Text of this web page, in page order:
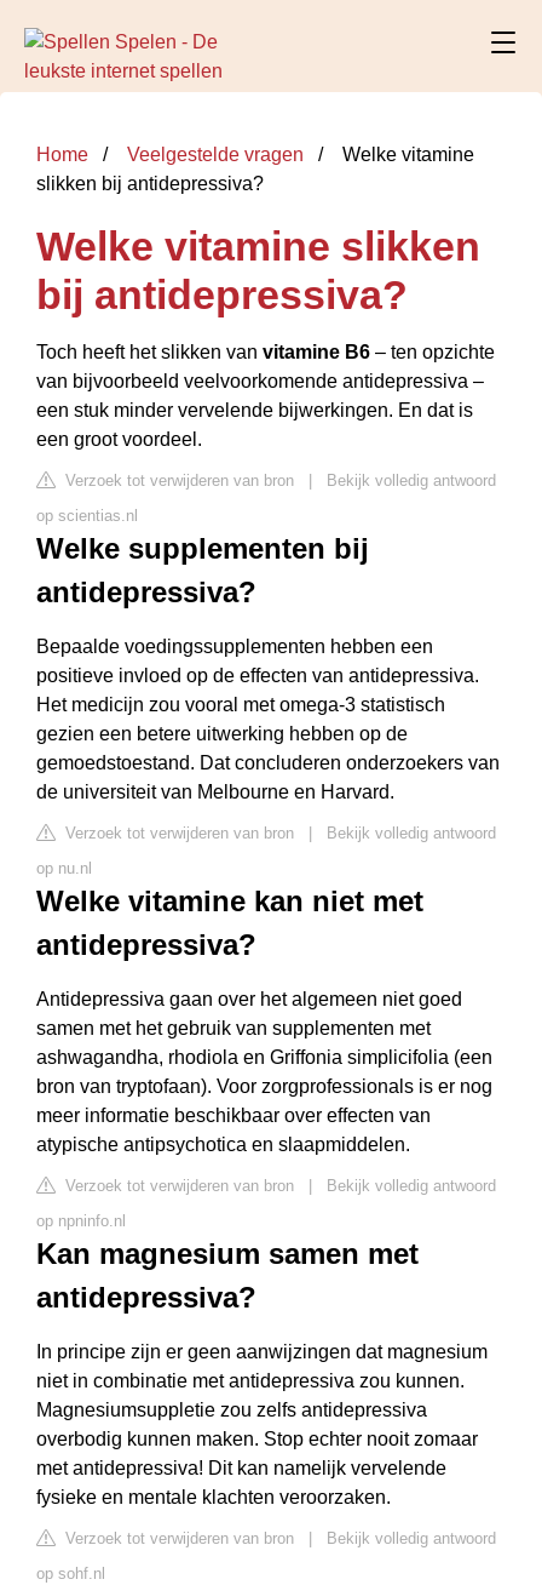
Home Veelgestelde vragen
Welke vitamine
slikken bij antidepressiva?
Welke vitamine slikken
bij antidepressiva?
Toch heeft het slikken van vitamine B6 – ten opzichte
van bijvoorbeeld veelvoorkomende antidepressiva –
een stuk minder vervelende bijwerkingen. En dat is
een groot voordeel.
Verzoek tot verwijderen van bron
Bekijk volledig antwoord
op scientias.nl
Welke supplementen bij
antidepressiva?
Bepaalde voedingssupplementen hebben een
positieve invloed op de effecten van antidepressiva.
Het medicijn zou vooral met omega-3 statistisch
gezien een betere uitwerking hebben op de
gemoedstoestand. Dat concluderen onderzoekers van
de universiteit van Melbourne en Harvard.
Verzoek tot verwijderen van bron
Bekijk volledig antwoord
op nu.nl
Welke vitamine kan niet met
antidepressiva?
Antidepressiva gaan over het algemeen niet goed
samen met het gebruik van supplementen met
ashwagandha, rhodiola en Griffonia simplicifolia (een
bron van tryptofaan). Voor zorgprofessionals is er nog
meer informatie beschikbaar over effecten van
atypische antipsychotica en slaapmiddelen.
Verzoek tot verwijderen van bron
Bekijk volledig antwoord
op npninfo.nl
Kan magnesium samen met
antidepressiva?
In principe zijn er geen aanwijzingen dat magnesium
niet in combinatie met antidepressiva zou kunnen.
Magnesiumsuppletie zou zelfs antidepressiva
overbodig kunnen maken. Stop echter nooit zomaar
met antidepressiva! Dit kan namelijk vervelende
fysieke en mentale klachten veroorzaken.
Verzoek tot verwijderen van bron
Bekijk volledig antwoord
op sohf.nl